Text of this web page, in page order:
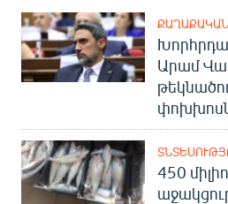
«Ազատության» բոլոր կայքերը
ՔԱՂԱՔԱԿԱՆ
Արամ
450